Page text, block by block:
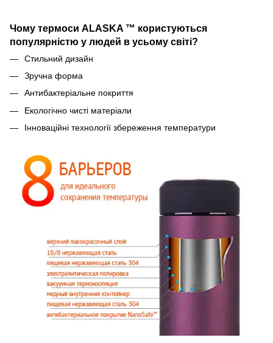
Чому термоси ALASKA ™ користуються
популярністю у людей в усьому світі?
Стильний дизайн
Зручна форма
Антибактеріальне покриття
Екологічно чисті матеріали
Інноваційні технології збереження температури